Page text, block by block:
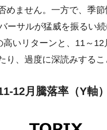
めません。一方で、季
ーサルが猛威を振るい
いリターンと、11～
、過度に深読みするこ
12月騰落率（Y軸）